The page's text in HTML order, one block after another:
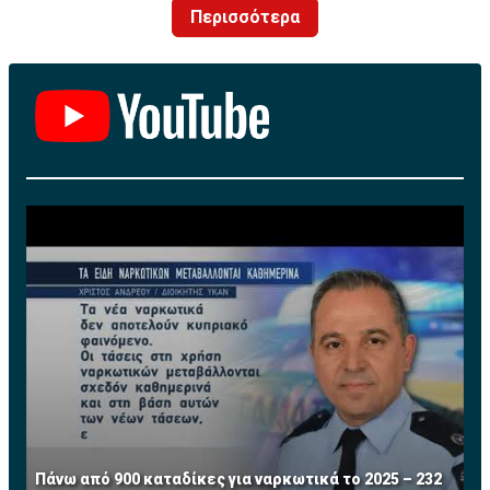
Περισσότερα
Πάνω από 900 καταδίκες για ναρκωτικά το 2025 – 232